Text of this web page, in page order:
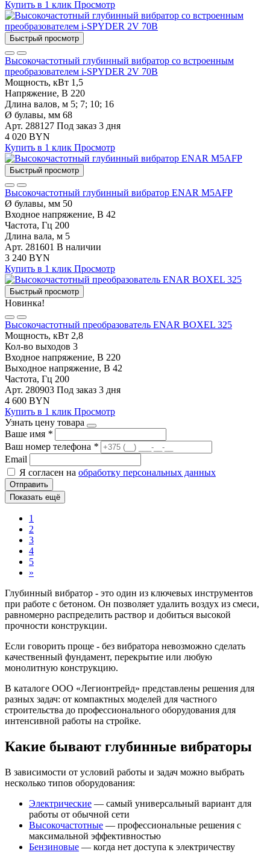
Купить в 1 клик Просмотр
Быстрый просмотр
Высокочастотный глубинный вибратор со встроенным
преобразователем i-SPYDER 2V 70B
Мощность, кВт 1,5
Напряжение, В 220
Длина валов, м 5; 7; 10; 16
Ø булавы, мм 68
Арт. 288127 Под заказ 3 дня
4 020 BYN
Купить в 1 клик Просмотр
Быстрый просмотр
Высокочастотный глубинный вибратор ENAR M5AFP
Ø булавы, мм 50
Входное напряжение, В 42
Частота, Гц 200
Длина вала, м 5
Арт. 281601 В наличии
3 240 BYN
Купить в 1 клик Просмотр
Быстрый просмотр
Новинка!
Высокочастотный преобразователь ENAR BOXEL 325
Мощность, кВт 2,8
Кол-во выходов 3
Входное напряжение, В 220
Выходное напряжение, В 42
Частота, Гц 200
Арт. 280903 Под заказ 3 дня
4 600 BYN
Купить в 1 клик Просмотр
Узнать цену товара
Ваше имя *
Ваш номер телефона *
Email
Я согласен на обработку персональных данных
Отправить
Показать ещё
1
2
3
4
5
»
Глубинный вибратор - это один из ключевых инструментов
при работе с бетоном. Он позволяет удалить воздух из смеси,
равномерно распределить раствор и добиться высокой
прочности конструкции.
Если говорить проще - без вибратора невозможно сделать
качественный фундамент, перекрытие или любую
монолитную конструкцию.
В каталоге ООО «Легионтрейд» представлены решения для
разных задач: от компактных моделей для частного
строительства до профессионального оборудования для
интенсивной работы на стройке.
Какие бывают глубинные вибраторы
В зависимости от условий работы и задач можно выбрать
несколько типов оборудования:
Электрические — самый универсальный вариант для
работы от обычной сети
Высокочастотные — профессиональные решения с
максимальной эффективностью
Бензиновые — когда нет доступа к электричеству